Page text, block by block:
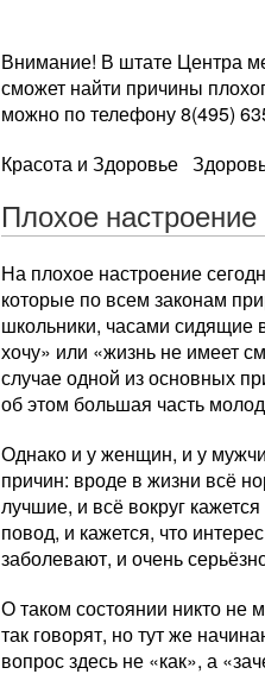
Внимание! В штате Центра
сможет найти причины
можно по телефону 8(495)
Красота и Здоровье
Плохое настроение
На плохое настроение
которые по всем законам
школьники, часами сидящие
хочу» или «жизнь не имеет
случае одной из основных
об этом большая часть
Однако и у женщин, и у
причин: вроде в жизни всё
лучшие, и всё вокруг
повод, и кажется, что
заболевают, и очень
О таком состоянии никто не
так говорят, но тут же
вопрос здесь не «как», а